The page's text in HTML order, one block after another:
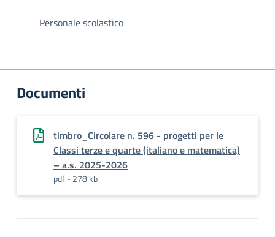
Personale scolastico
Documenti
timbro_Circolare n. 596 - progetti per le
Classi terze e quarte (italiano e matematica)
– a.s. 2025-2026
pdf - 278 kb